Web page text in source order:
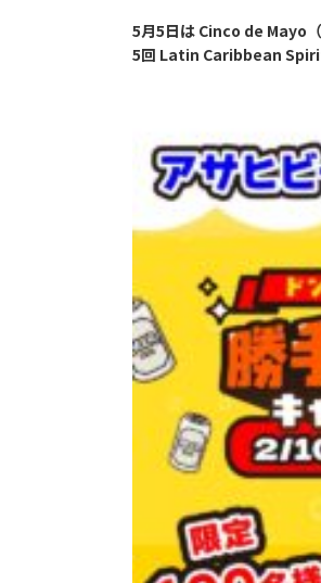
5月5日は Cinco de Mayo
5回 Latin Caribbean